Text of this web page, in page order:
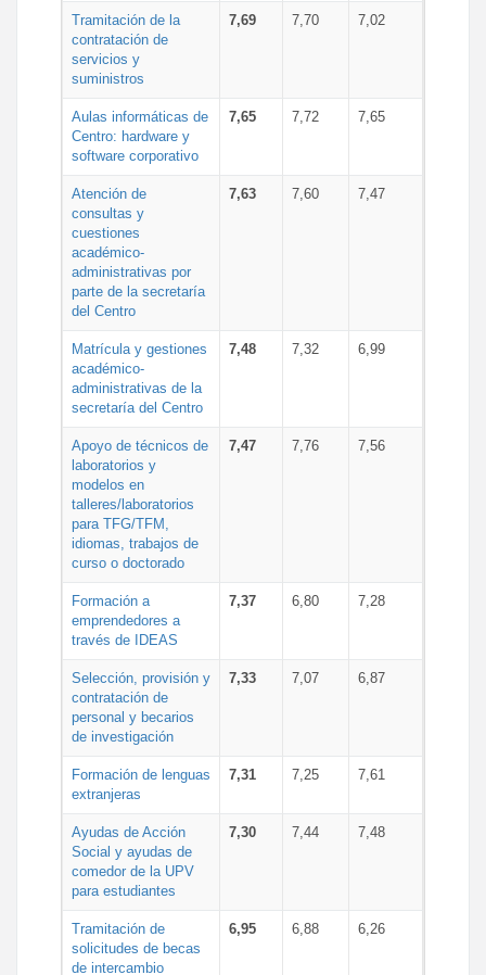
Tramitación de la
contratación de
servicios y
suministros
7,69 7,70 7,02
Aulas informáticas de
Centro: hardware y
software corporativo
7,65 7,72 7,65
Atención de
consultas y
cuestiones
académico-
administrativas por
parte de la secretaría
del Centro
7,63 7,60 7,47
Matrícula y gestiones
académico-
administrativas de la
secretaría del Centro
7,48 7,32 6,99
Apoyo de técnicos de
laboratorios y
modelos en
talleres/laboratorios
para TFG/TFM,
idiomas, trabajos de
curso o doctorado
7,47 7,76 7,56
Formación a
emprendedores a
través de IDEAS
7,37 6,80 7,28
Selección, provisión y
contratación de
personal y becarios
de investigación
7,33 7,07 6,87
Formación de lenguas
extranjeras
7,31 7,25 7,61
Ayudas de Acción
Social y ayudas de
comedor de la UPV
para estudiantes
7,30 7,44 7,48
Tramitación de
solicitudes de becas
de intercambio
6,95 6,88 6,26